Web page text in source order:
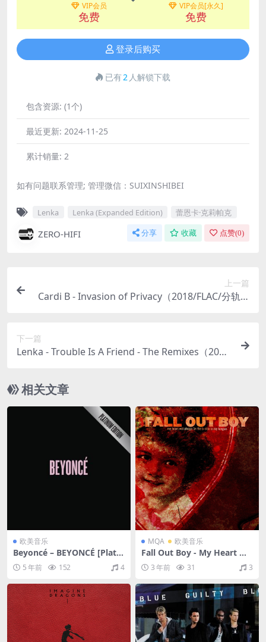
VIP会员
免费
VIP会员[永久]
免费
登录后购买
已有2 人解锁下载
包含资源: (1个)
最近更新: 2024-11-25
累计销量: 2
如有问题联系管理; 管理微信：SUIXINSHIBEI
Lenka Lenka (Expanded Edition) 蕾恩卡·克莉帕克
ZERO-HIFI 分享 收藏 点赞(0)
上一篇
Cardi B - Invasion of Privacy（2018/FLAC/分轨/3
下一篇
Lenka - Trouble Is A Friend - The Remixes（200
相关文章
欧美音乐
Beyoncé – BEYONCÉ [Platin
um Edition]（2014/FLAC/分
轨/564M）
5 年前 152 4
MQA 欧美音乐
Fall Out Boy - My Heart Wil
l Always Be the B-Side to M
y Tongue（2004/FLAC/EP分
轨/115M）(MQA/16bit/44.1
kHz)
3 年前 31 3